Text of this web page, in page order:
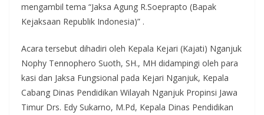
mengambil tema “Jaksa Agung R.Soeprapto (Bapak
Kejaksaan Republik Indonesia)” .
Acara tersebut dihadiri oleh Kepala Kejari (Kajati) Nganjuk
Nophy Tennophero Suoth, SH., MH didampingi oleh para
kasi dan Jaksa Fungsional pada Kejari Nganjuk, Kepala
Cabang Dinas Pendidikan Wilayah Nganjuk Propinsi Jawa
Timur Drs. Edy Sukarno, M.Pd, Kepala Dinas Pendidikan